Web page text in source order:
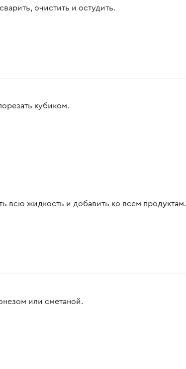
очистить и остудить.
кубиком.
всю жидкость и добавить ко всем продуктам.
или сметаной.